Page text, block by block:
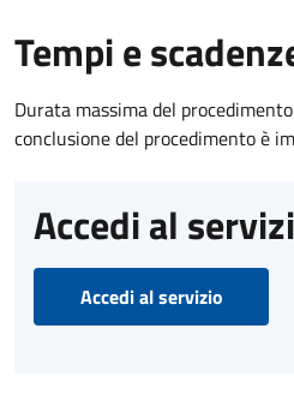
Tempi e
Durata massima del
conclusione del procedimento è
Accedi al
Accedi al servizio